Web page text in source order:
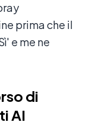
prima che il
e me ne
di
AI